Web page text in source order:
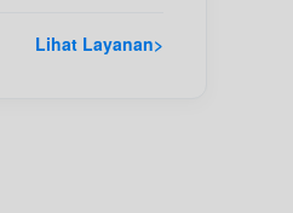
Lihat Layanan>